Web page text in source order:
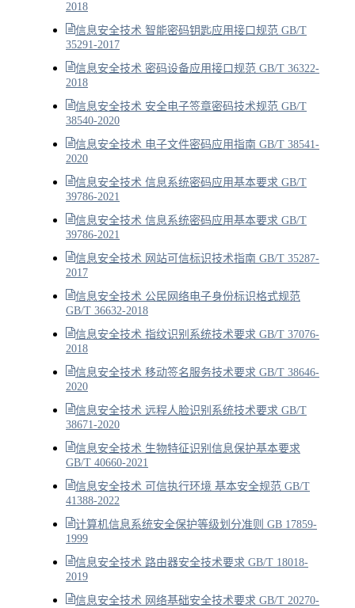
2018
信息安全技术 智能密码钥匙应用接口规范 GB/T
35291-2017
信息安全技术 密码设备应用接口规范 GB/T 36322-
2018
信息安全技术 安全电子签章密码技术规范 GB/T
38540-2020
信息安全技术 电子文件密码应用指南 GB/T 38541-
2020
信息安全技术 信息系统密码应用基本要求 GB/T
39786-2021
信息安全技术 信息系统密码应用基本要求 GB/T
39786-2021
信息安全技术 网站可信标识技术指南 GB/T 35287-
2017
信息安全技术 公民网络电子身份标识格式规范
GB/T 36632-2018
信息安全技术 指纹识别系统技术要求 GB/T 37076-
2018
信息安全技术 移动签名服务技术要求 GB/T 38646-
2020
信息安全技术 远程人脸识别系统技术要求 GB/T
38671-2020
信息安全技术 生物特征识别信息保护基本要求
GB/T 40660-2021
信息安全技术 可信执行环境 基本安全规范 GB/T
41388-2022
计算机信息系统安全保护等级划分准则 GB 17859-
1999
信息安全技术 路由器安全技术要求 GB/T 18018-
2019
信息安全技术 网络基础安全技术要求 GB/T 20270-